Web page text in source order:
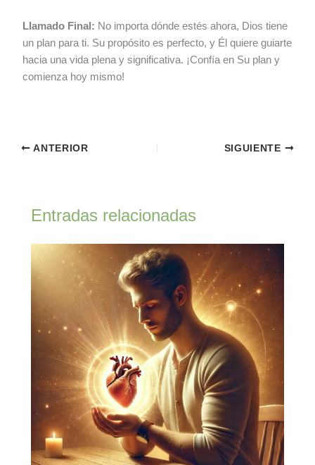
Llamado Final: No importa dónde estés ahora, Dios tiene
un plan para ti. Su propósito es perfecto, y Él quiere guiarte
hacia una vida plena y significativa. ¡Confía en Su plan y
comienza hoy mismo!
ANTERIOR SIGUIENTE
Entradas relacionadas